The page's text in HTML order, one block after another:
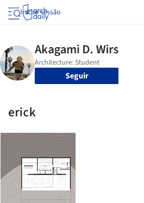
Iniciar sessão
Seguir
erick